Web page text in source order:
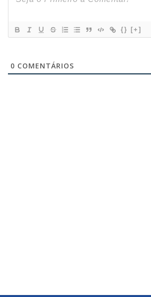
{} [+]
0 COMENTÁRIOS